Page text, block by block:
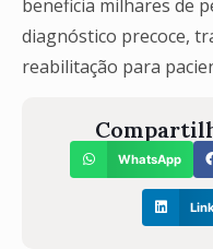
beneficia milhares de
diagnóstico precoce,
reabilitação para
WhatsApp